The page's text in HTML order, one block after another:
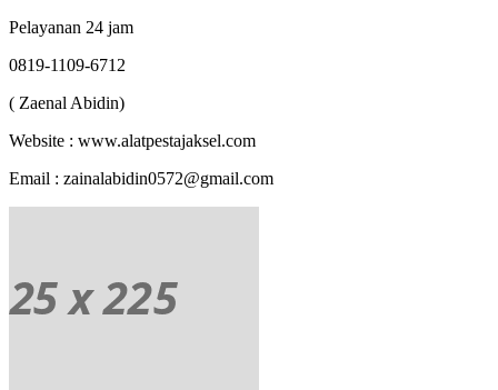
Pelayanan 24 jam
0819-1109-6712
( Zaenal Abidin)
Website : www.alatpestajaksel.com
Email : zainalabidin0572@gmail.com